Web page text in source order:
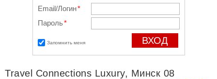
Email/Логин*
Пароль*
Запомнить меня
Travel Connections Luxury, Минск 08